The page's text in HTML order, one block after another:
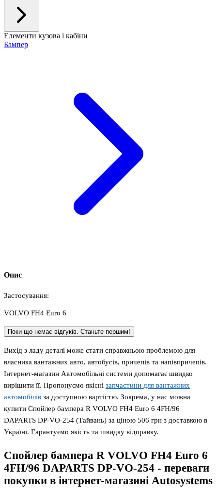
Елементи кузова і кабіни
Бампер
Опис
Застосування:
VOLVO FH4 Euro 6
Поки що немає відгуків. Станьте першим!
Вихід з ладу деталі може стати справжньою проблемою для
власника вантажних авто, автобусів, причепів та напівпричепів.
Інтернет-магазин Автомобільні системи допомагає швидко
вирішити її. Пропонуємо якісні запчастини для вантажних
автомобілів за доступною вартістю. Зокрема, у нас можна
купити Спойлер бампера R VOLVO FH4 Euro 6 4FH/96
DAPARTS DP-VO-254 (Тайвань) за ціною 506 грн з доставкою в
Україні. Гарантуємо якість та швидку відправку.
Спойлер бампера R VOLVO FH4 Euro 6
4FH/96 DAPARTS DP-VO-254 - переваги
покупки в інтернет-магазині Autosystems